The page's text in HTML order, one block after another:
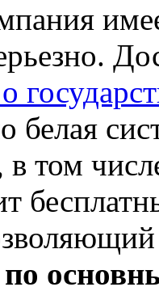
белая
том